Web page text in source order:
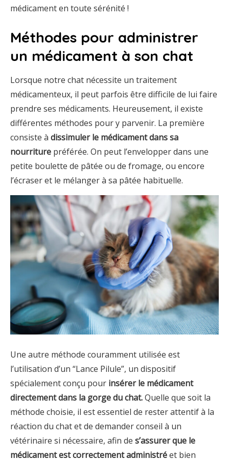
médicament en toute sérénité !
Méthodes pour administrer
un médicament à son chat
Lorsque notre chat nécessite un traitement
médicamenteux, il peut parfois être difficile de lui faire
prendre ses médicaments. Heureusement, il existe
différentes méthodes pour y parvenir. La première
consiste à dissimuler le médicament dans sa
nourriture préférée. On peut l’envelopper dans une
petite boulette de pâtée ou de fromage, ou encore
l’écraser et le mélanger à sa pâtée habituelle.
Une autre méthode couramment utilisée est
l’utilisation d’un “Lance Pilule”, un dispositif
spécialement conçu pour insérer le médicament
directement dans la gorge du chat.Quelle que soit la
méthode choisie, il est essentiel de rester attentif à la
réaction du chat et de demander conseil à un
vétérinaire si nécessaire, afin de s’assurer que le
médicament est correctement administréet bien